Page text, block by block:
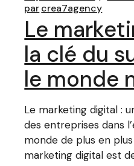
parcrea7agency
Le
la clé du
le monde
Le marketing digital :
des entreprises dans
monde de plus en
marketing digital est